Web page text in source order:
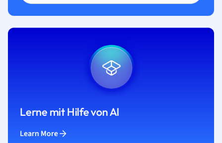
Lerne mit Hilfe von AI
Learn More